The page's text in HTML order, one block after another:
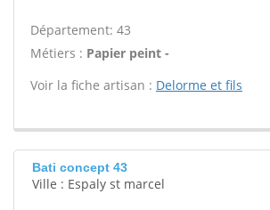
Département: 43
Métiers : Papier peint -
Voir la fiche artisan : Delorme et fils
Bati concept 43
Ville : Espaly st marcel